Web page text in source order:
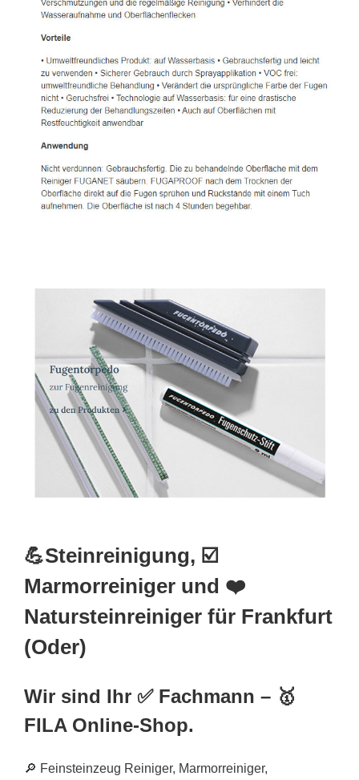
💪Steinreinigung, ☑️
Marmorreiniger und ❤️
Natursteinreiniger für Frankfurt
(Oder)
Wir sind Ihr ✅ Fachmann – 🥇
FILA Online-Shop.
🔎 Feinsteinzeug Reiniger, Marmorreiniger,